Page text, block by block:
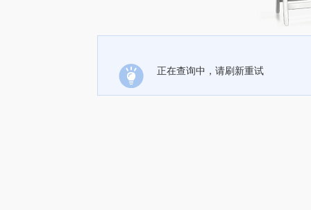
正在查询中，请刷新重试